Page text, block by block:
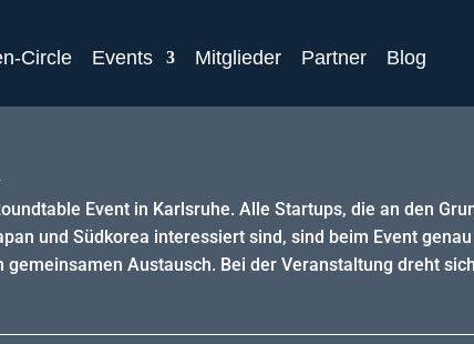
Circle Events Mitglieder Partner Blog
Event in Karlsruhe. Alle Startups, die an den
und Südkorea interessiert sind, sind beim Event
Austausch. Bei der Veranstaltung dreht